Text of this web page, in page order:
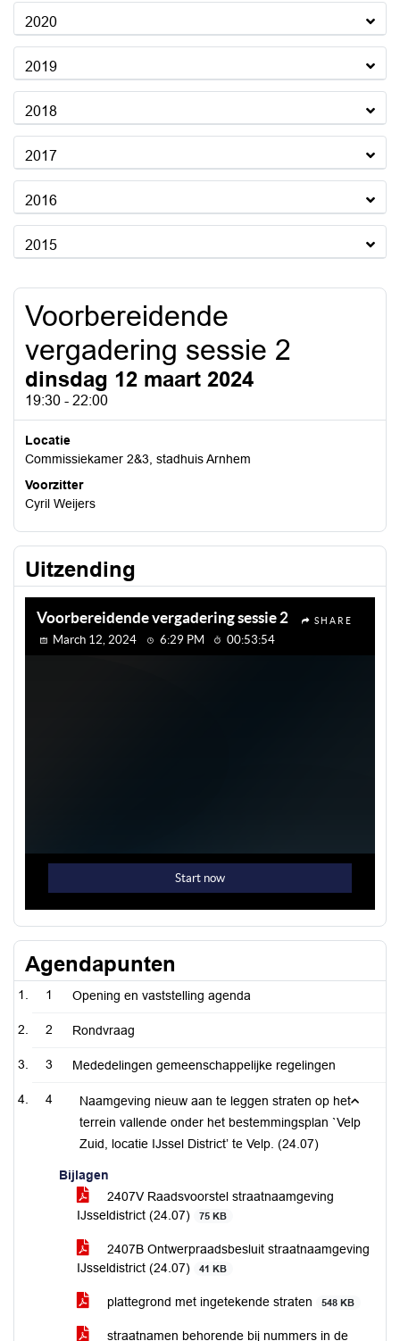
2020
2019
2018
2017
2016
2015
Voorbereidende
vergadering sessie 2
dinsdag 12 maart 2024
19:30 - 22:00
Locatie
Commissiekamer 2&3, stadhuis Arnhem
Voorzitter
Cyril Weijers
Uitzending
Agendapunten
1 Opening en vaststelling agenda
2 Rondvraag
3 Mededelingen gemeenschappelijke regelingen
4
Naamgeving nieuw aan te leggen straten op het
terrein vallende onder het bestemmingsplan `Velp
Zuid, locatie IJssel District’ te Velp. (24.07)
Bijlagen
2407V Raadsvoorstel straatnaamgeving
IJsseldistrict (24.07)
75 KB
2407B Ontwerpraadsbesluit straatnaamgeving
IJsseldistrict (24.07)
41 KB
plattegrond met ingetekende straten 548 KB
straatnamen behorende bij nummers in de